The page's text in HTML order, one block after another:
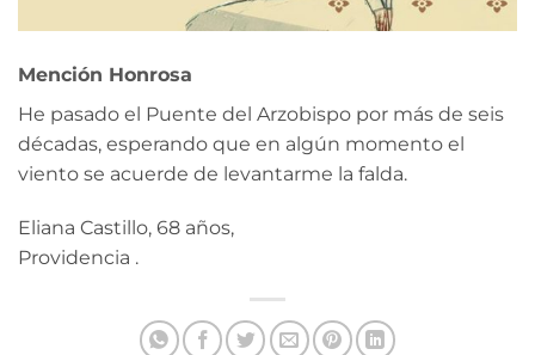
Mención Honrosa
He pasado el Puente del Arzobispo por más de seis
décadas, esperando que en algún momento el
viento se acuerde de levantarme la falda.
Eliana Castillo, 68 años,
Providencia .